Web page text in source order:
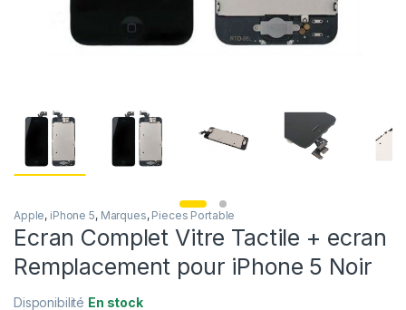
Apple, iPhone 5, Marques, Pieces Portable
Ecran Complet Vitre Tactile + ecran
Remplacement pour iPhone 5 Noir
Disponibilité En stock